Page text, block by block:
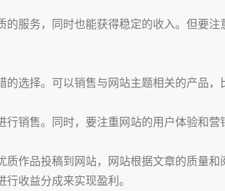
服务，同时也能获得稳定的收入。但要
选择。可以销售与网站主题相关的产品
销售。同时，要注重网站的用户体验和营
作品投稿到网站，网站根据文章的质量
收益分成来实现盈利。